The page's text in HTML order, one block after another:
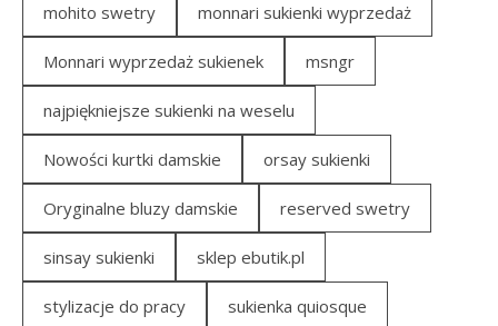
mohito swetry monnari sukienki wyprzedaż
Monnari wyprzedaż sukienek msngr
najpiękniejsze sukienki na weselu
Nowości kurtki damskie orsay sukienki
Oryginalne bluzy damskie reserved swetry
sinsay sukienki sklep ebutik.pl
stylizacje do pracy sukienka quiosque